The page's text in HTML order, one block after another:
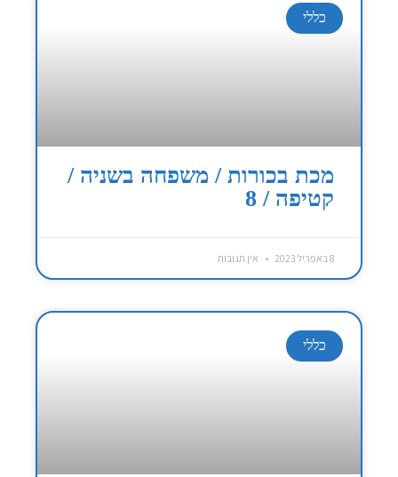
כללי
מכת בכורות / משפחה בשניה /
קטיפה / 8
8 באפריל 2023 אין תגובות
כללי